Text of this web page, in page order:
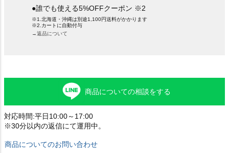
●誰でも使える5%OFFクーポン ※2
※1.北海道・沖縄は別途1,100円送料がかかります
※2.カートに自動付与
→返品について
商品についての相談をする
対応時間:平日10:00～17:00
※30分以内の返信にて運用中。
商品についてのお問い合わせ